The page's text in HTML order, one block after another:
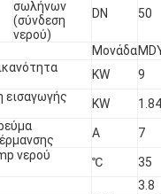
πηγής νερού
Hydronic
πισινών
αντλία
φυγοκεντρική αντλία
σωλήνων
(σύνδεση
νερού)
DN 50
Μονάδα
KW
9
εισαγωγής
KW
1.84
Α
7
νερού
℃
35
3.8